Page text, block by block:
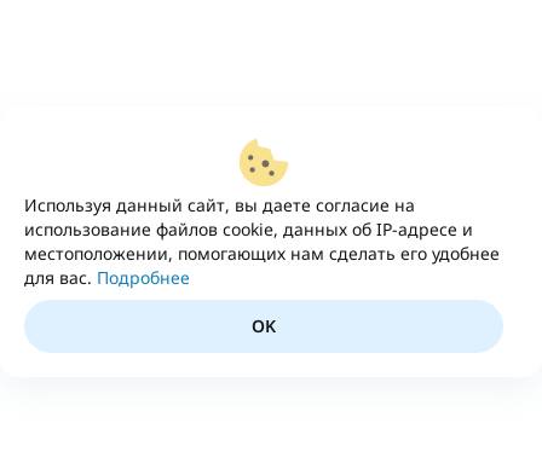
Используя данный сайт, вы даете согласие на
использование файлов cookie, данных об IP-адресе и
местоположении, помогающих нам сделать его удобнее
для вас. Подробнее
OK